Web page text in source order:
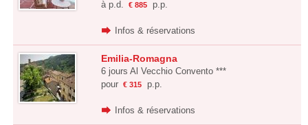
à p.d.
€ 885p.p.
Infos & réservations
Emilia-Romagna
6 jours Al Vecchio Convento ***
pour € 315p.p.
Infos & réservations